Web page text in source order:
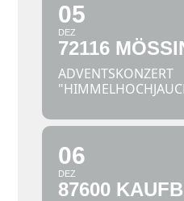
05
DEZ
72116
ADVENTSKONZERT
06
DEZ
87600